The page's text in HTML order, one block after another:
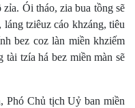
Ói tháo, zia bua tồng sẽ
tziêuz cáo khzáng, tiêu
bez coz làn miền khziếm
tài tzía há bez miền màn sẽ
Phó Chủ tịch Uỷ ban miền